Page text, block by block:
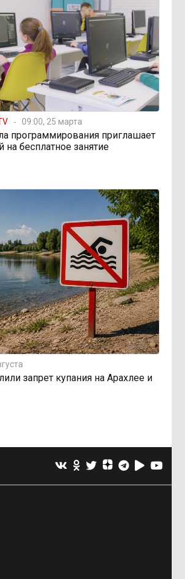
09:00, 25 марта
программирования приглашает
на бесплатное занятие
запрет купания на Арахлее и